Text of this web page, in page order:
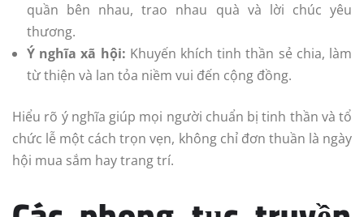
quần bên nhau, trao nhau quà và lời chúc yêu
thương.
Ý nghĩa xã hội: Khuyến khích tinh thần sẻ chia, làm
từ thiện và lan tỏa niềm vui đến cộng đồng.
Hiểu rõ ý nghĩa giúp mọi người chuẩn bị tinh thần và tổ
chức lễ một cách trọn vẹn, không chỉ đơn thuần là ngày
hội mua sắm hay trang trí.